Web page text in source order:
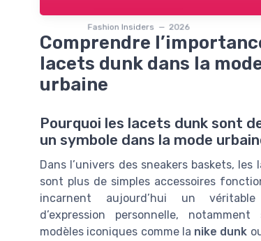
Fashion Insiders — 2026
Comprendre
lacets dunk dans la
urbaine
Pourquoi les lacets dunk sont
un symbole dans la mode
Dans l’univers des sneakers baskets, les
sont plus de simples accessoires
incarnent aujourd’hui un véritable
d’expression personnelle,
modèles iconiques comme la nike dunk